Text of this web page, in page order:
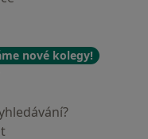
nové kolegy!